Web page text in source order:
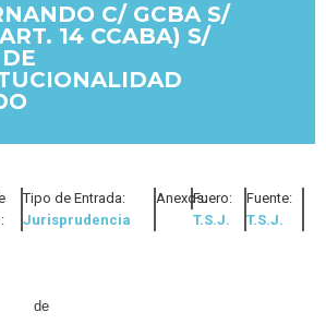
C/ GCBA S/
14 CCABA) S/
Tipo de Entrada:
Jurisprudencia
Anexos:Fuero:
T.S.J.
Fuente:
T.S.J.
de